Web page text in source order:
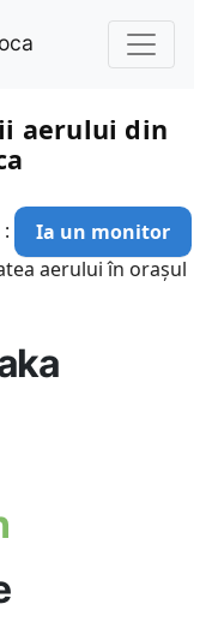
aerului din
Ia un monitor
aerului în orașul